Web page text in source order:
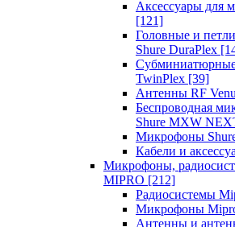
Аксессуары для
[121]
Головные и
Shure DuraPlex
TwinPlex [39]
Антенны RF
Беспроводная
Shure MXW
Микрофоны
Кабели и
Микрофоны,
MIPRO [212]
Радиосистемы
Микрофоны
Антенны и